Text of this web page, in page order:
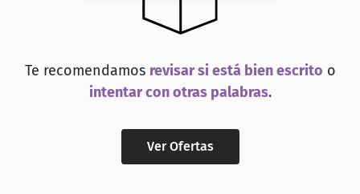
Te recomendamos revisar si está bien escrito o
intentar con otras palabras.
Ver Ofertas